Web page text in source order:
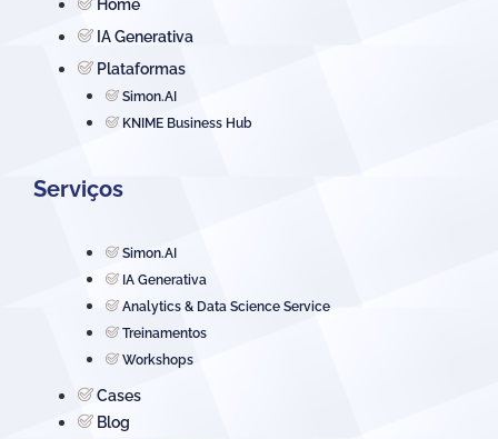
Home
IA Generativa
Plataformas
Simon.AI
KNIME Business Hub
Serviços
Simon.AI
IA Generativa
Analytics & Data Science Service
Treinamentos
Workshops
Cases
Blog